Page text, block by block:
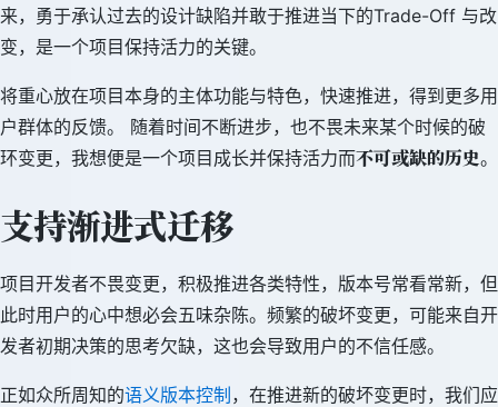
来，勇于承认过去的设计缺陷并敢于推进当下的Trade-Off 与改
变，是一个项目保持活力的关键。
将重心放在项目本身的主体功能与特色，快速推进，得到更多用
户群体的反馈。 随着时间不断进步，也不畏未来某个时候的破
环变更，我想便是一个项目成长并保持活力而不可或缺的历史。
支持渐进式迁移
项目开发者不畏变更，积极推进各类特性，版本号常看常新，但
此时用户的心中想必会五味杂陈。频繁的破坏变更，可能来自开
发者初期决策的思考欠缺，这也会导致用户的不信任感。
正如众所周知的语义版本控制 ，在推进新的破坏变更时，我们应